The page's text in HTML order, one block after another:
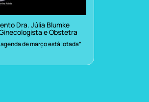
Dra. Júlia Blumke
e Obstetra
agenda de março está lotada”